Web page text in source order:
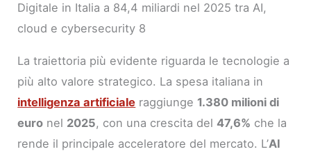
Digitale in Italia a 84,4 miliardi nel 2025 tra AI,
cloud e cybersecurity 8
La traiettoria più evidente riguarda le tecnologie a
più alto valore strategico. La spesa italiana in
intelligenza artificiale raggiunge 1.380 milioni di
euro nel 2025, con una crescita del47,6% che la
rende il principale acceleratore del mercato. L’AI